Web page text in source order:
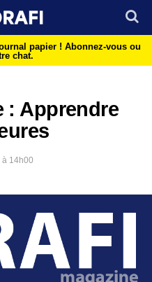
papier ! Abonnez-vous ou
chat.
: Apprendre
14h00